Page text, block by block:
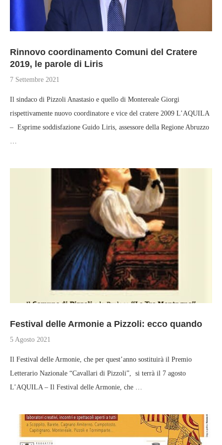
Rinnovo coordinamento Comuni del Cratere
2019, le parole di Liris
7 Settembre 2021
Il sindaco di Pizzoli Anastasio e quello di Montereale Giorgi
rispettivamente nuovo coordinatore e vice del cratere 2009 L’AQUILA
– Esprime soddisfazione Guido Liris, assessore della Regione Abruzzo
…
Festival delle Armonie a Pizzoli: ecco quando
5 Agosto 2021
Il Festival delle Armonie, che per quest’anno sostituirà il Premio
Letterario Nazionale “Cavallari di Pizzoli”, si terrà il 7 agosto
L’AQUILA – Il Festival delle Armonie, che …